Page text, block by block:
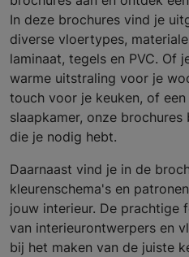
In deze brochures vind je
diverse vloertypes,
laminaat, tegels en PVC. Of
warme uitstraling voor je
touch voor je keuken, of
slaapkamer, onze
die je nodig hebt.
Daarnaast vind je in de
kleurenschema's en
jouw interieur. De prachtige
van interieurontwerpers en
bij het maken van de juiste